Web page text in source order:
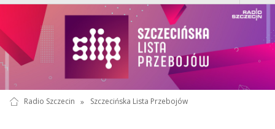
Radio Szczecin » Szczecińska Lista Przebojów